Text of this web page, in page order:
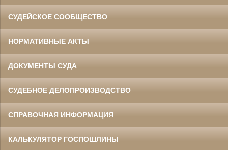
СУДЕЙСКОЕ СООБЩЕСТВО
НОРМАТИВНЫЕ АКТЫ
ДОКУМЕНТЫ СУДА
СУДЕБНОЕ ДЕЛОПРОИЗВОДСТВО
СПРАВОЧНАЯ ИНФОРМАЦИЯ
КАЛЬКУЛЯТОР ГОСПОШЛИНЫ